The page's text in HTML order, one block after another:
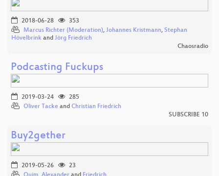
2018-06-28
353
Marcus Richter (Moderation), Johannes Kristmann, Stephan
Hövelbrink and Jörg Friedrich
Chaosradio
Podcasting Fuckups
2019-03-24
285
Oliver Tacke and Christian Friedrich
SUBSCRIBE 10
Buy2gether
2019-05-26
23